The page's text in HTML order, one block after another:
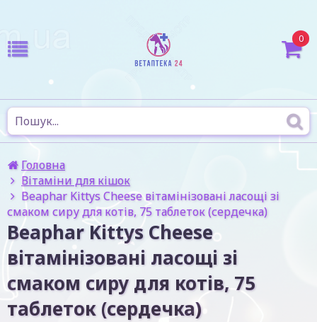
0
Головна
Вітаміни для кішок
Beaphar Kittys Cheese вітамінізовані ласощі зі
смаком сиру для котів, 75 таблеток (сердечка)
Beaphar Kittys Cheese
вітамінізовані ласощі зі
смаком сиру для котів, 75
таблеток (сердечка)